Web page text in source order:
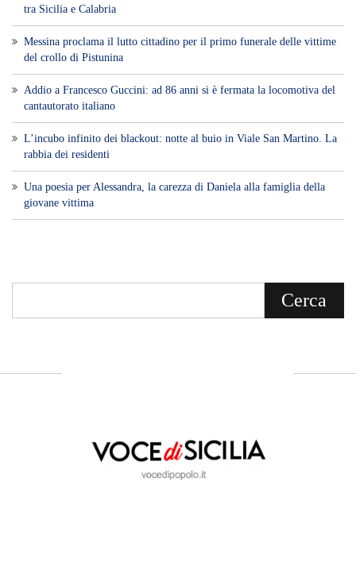
tra Sicilia e Calabria
Messina proclama il lutto cittadino per il primo funerale delle vittime
del crollo di Pistunina
Addio a Francesco Guccini: ad 86 anni si è fermata la locomotiva del
cantautorato italiano
L’incubo infinito dei blackout: notte al buio in Viale San Martino. La
rabbia dei residenti
Una poesia per Alessandra, la carezza di Daniela alla famiglia della
giovane vittima